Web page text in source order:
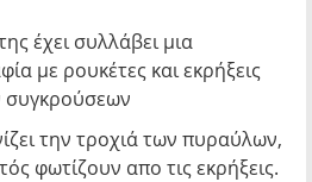
έχει συλλάβει μια
με ρουκέτες και εκρήξεις
την τροχιά των πυραύλων,
φωτίζουν απο τις εκρήξεις.